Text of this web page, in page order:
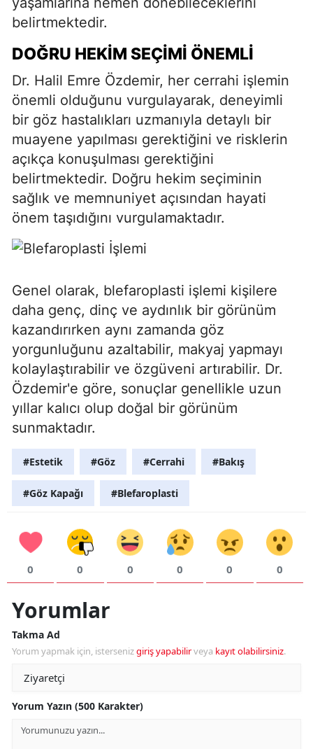
belirtmektedir.
DOĞRU HEKIM SEÇIMI ÖNEMLI
Dr. Halil Emre Özdemir, her cerrahi işlemin
önemli olduğunu vurgulayarak, deneyimli
bir göz hastalıkları uzmanıyla detaylı bir
muayene yapılması gerektiğini ve risklerin
açıkça konuşulması gerektiğini
belirtmektedir. Doğru hekim seçiminin
sağlık ve memnuniyet açısından hayati
önem taşıdığını vurgulamaktadır.
Genel olarak, blefaroplasti işlemi kişilere
daha genç, dinç ve aydınlık bir görünüm
kazandırırken aynı zamanda göz
yorgunluğunu azaltabilir, makyaj yapmayı
kolaylaştırabilir ve özgüveni artırabilir. Dr.
Özdemir'e göre, sonuçlar genellikle uzun
yıllar kalıcı olup doğal bir görünüm
sunmaktadır.
#Estetik #Göz #Cerrahi #Bakış
#Göz Kapağı #Blefaroplasti
0 0 0 0 0 0
Yorumlar
Takma Ad
Yorum yapmak için, istersenizgiriş yapabilirveya kayıt olabilirsiniz.
Yorum Yazın (500 Karakter)